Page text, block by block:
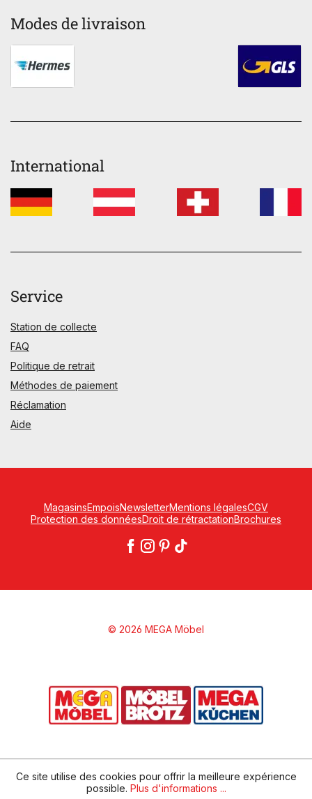
Modes de livraison
International
Service
Station de collecte
FAQ
Politique de retrait
Méthodes de paiement
Réclamation
Aide
MagasinsEmpoisNewsletterMentions légalesCGV
Protection des donnéesDroit de rétractationBrochures
© 2026 MEGA Möbel
Ce site utilise des cookies pour offrir la meilleure expérience
possible. Plus d'informations ...